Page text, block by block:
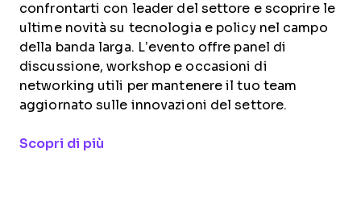
confrontarti con leader del settore e scoprire le
ultime novità su tecnologia e policy nel campo
della banda larga. L’evento offre panel di
discussione, workshop e occasioni di
networking utili per mantenere il tuo team
aggiornato sulle innovazioni del settore.
Scopri di più